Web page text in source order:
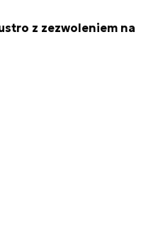
z zezwoleniem na